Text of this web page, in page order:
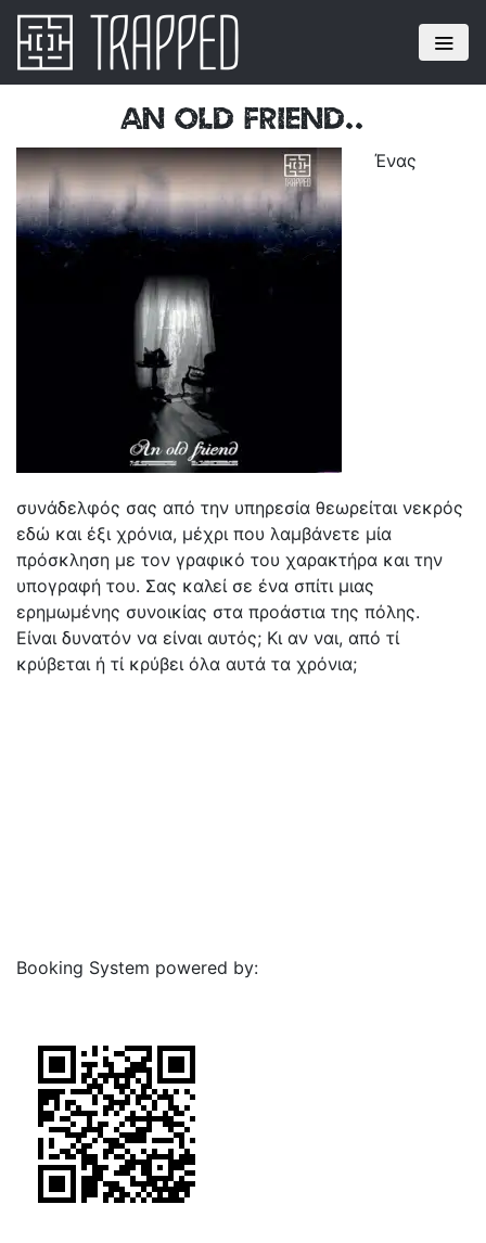
An old friend..
Ένας
συνάδελφός σας από την υπηρεσία θεωρείται νεκρός
εδώ και έξι χρόνια, μέχρι που λαμβάνετε μία
πρόσκληση με τον γραφικό του χαρακτήρα και την
υπογραφή του. Σας καλεί σε ένα σπίτι μιας
ερημωμένης συνοικίας στα προάστια της πόλης.
Είναι δυνατόν να είναι αυτός; Κι αν ναι, από τί
κρύβεται ή τί κρύβει όλα αυτά τα χρόνια;
Booking System powered by: